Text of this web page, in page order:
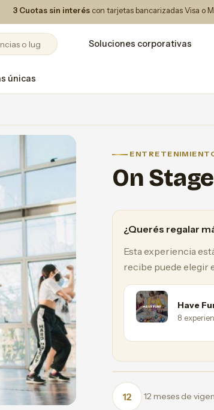
3 Cuotas sin interés con tarjetas bancarizadas Visa o
Soluciones corporativas
únicas
Next
On Stage
¿Querés regalar
Esta experiencia
recibe puede elegir
Have
8
12 meses de